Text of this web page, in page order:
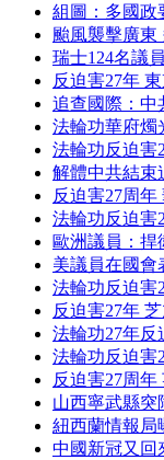
組圖：多國政
颱風襲擊廣東
瑞士124名議
反迫害27年
追查國際：中
法輪功華府燭
法輪功反迫害
解體中共結束
反迫害27周
法輪功反迫害
歐洲議員：捍
美議員在國會
法輪功反迫害
反迫害27年
法輪功27年反
法輪功反迫害
反迫害27周
山西寧武縣突
紐西蘭情報局
中國新冠又回